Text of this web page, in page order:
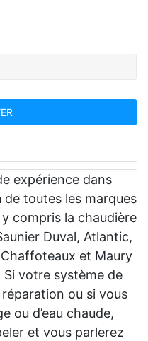
expérience dans
de toutes les marques
compris la chaudière
Duval, Atlantic,
et Maury
votre système de
ou si vous
ou d’eau chaude,
et vous parlerez